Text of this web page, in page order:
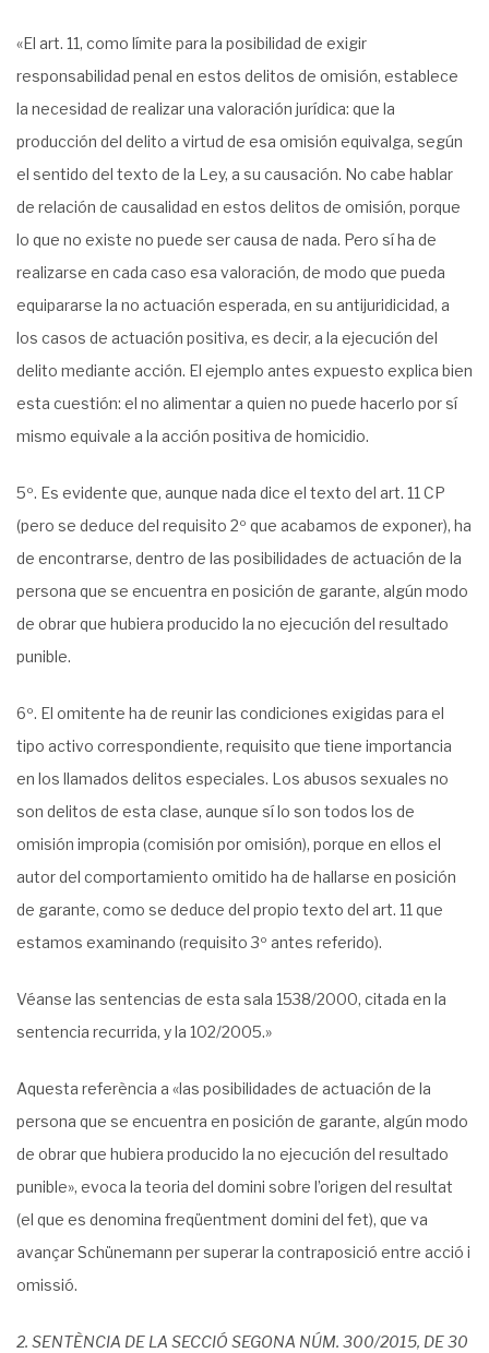
«El art. 11, como límite para la posibilidad de exigir
responsabilidad penal en estos delitos de omisión, establece
la necesidad de realizar una valoración jurídica: que la
producción del delito a virtud de esa omisión equivalga, según
el sentido del texto de la Ley, a su causación. No cabe hablar
de relación de causalidad en estos delitos de omisión, porque
lo que no existe no puede ser causa de nada. Pero sí ha de
realizarse en cada caso esa valoración, de modo que pueda
equipararse la no actuación esperada, en su antijuridicidad, a
los casos de actuación positiva, es decir, a la ejecución del
delito mediante acción. El ejemplo antes expuesto explica bien
esta cuestión: el no alimentar a quien no puede hacerlo por sí
mismo equivale a la acción positiva de homicidio.
5º. Es evidente que, aunque nada dice el texto del art. 11 CP
(pero se deduce del requisito 2º que acabamos de exponer), ha
de encontrarse, dentro de las posibilidades de actuación de la
persona que se encuentra en posición de garante, algún modo
de obrar que hubiera producido la no ejecución del resultado
punible.
6º. El omitente ha de reunir las condiciones exigidas para el
tipo activo correspondiente, requisito que tiene importancia
en los llamados delitos especiales. Los abusos sexuales no
son delitos de esta clase, aunque sí lo son todos los de
omisión impropia (comisión por omisión), porque en ellos el
autor del comportamiento omitido ha de hallarse en posición
de garante, como se deduce del propio texto del art. 11 que
estamos examinando (requisito 3º antes referido).
Véanse las sentencias de esta sala 1538/2000, citada en la
sentencia recurrida, y la 102/2005.»
Aquesta referència a «las posibilidades de actuación de la
persona que se encuentra en posición de garante, algún modo
de obrar que hubiera producido la no ejecución del resultado
punible», evoca la teoria del domini sobre l’origen del resultat
(el que es denomina freqüentment domini del fet), que va
avançar Schünemann per superar la contraposició entre acció i
omissió.
2. SENTÈNCIA DE LA SECCIÓ SEGONA NÚM. 300/2015, DE 30